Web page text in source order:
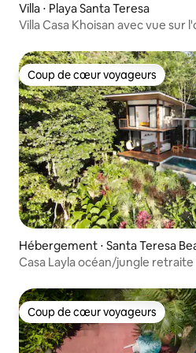
Villa ⋅ Playa Santa Teresa
Villa Casa Khoisan avec vue sur
Coup de cœur voyageurs
Coup de cœur voyageurs
Hébergement ⋅ Santa Teresa
Casa Layla océan/jungle
Coup de cœur voyageurs
Coup de cœur voyageurs